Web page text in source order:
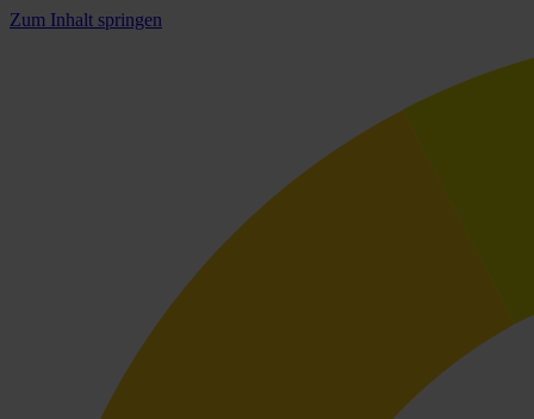
Zum Inhalt springen